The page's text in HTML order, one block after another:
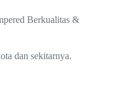
Berkualitas &
dan sekitarnya.